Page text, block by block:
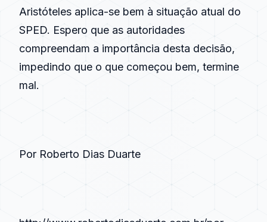
Aristóteles aplica-se bem à situação atual do
SPED. Espero que as autoridades
compreendam a importância desta decisão,
impedindo que o que começou bem, termine
mal.
Por Roberto Dias Duarte